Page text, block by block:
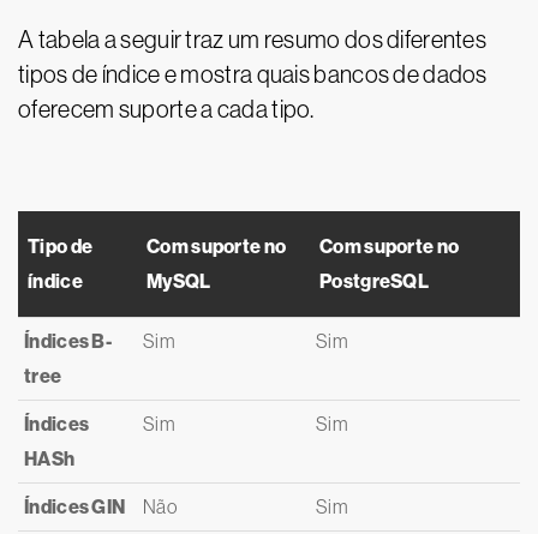
A tabela a seguir traz um resumo dos diferentes
tipos de índice e mostra quais bancos de dados
oferecem suporte a cada tipo.
Tipo de
índice
Com suporte no
MySQL
Com suporte no
PostgreSQL
Índices B-
tree
Sim Sim
Índices
HASh
Sim Sim
Índices GIN Não Sim